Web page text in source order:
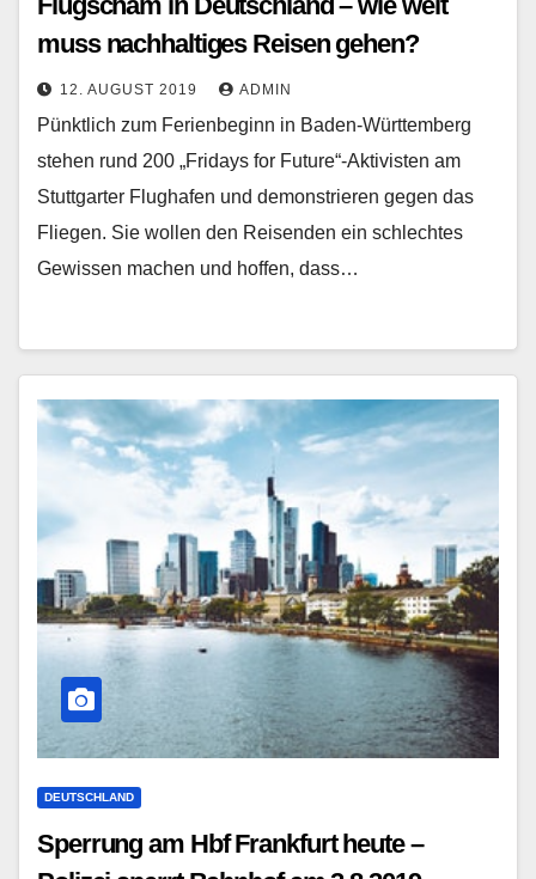
muss nachhaltiges Reisen gehen?
12. AUGUST 2019 ADMIN
Pünktlich zum Ferienbeginn in Baden-Württemberg
stehen rund 200 „Fridays for Future“-Aktivisten am
Stuttgarter Flughafen und demonstrieren gegen das
Fliegen. Sie wollen den Reisenden ein schlechtes
Gewissen machen und hoffen, dass…
DEUTSCHLAND
Sperrung am Hbf Frankfurt heute –